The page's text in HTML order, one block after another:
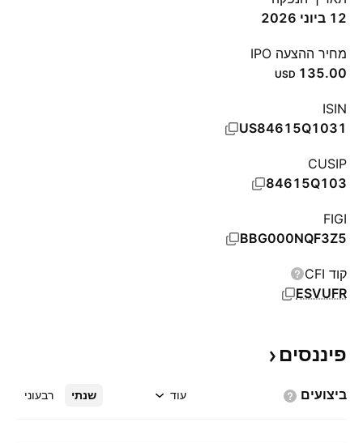
12 ביוני 2026
מחיר ההצעה IPO
135.00
USD
ISIN
US84615Q1031
CUSIP
84615Q103
FIGI
BBG000NQF3Z5
קוד CFI
ESVUFR
פיננסים
ביצועים שנתי רבעוני עוד